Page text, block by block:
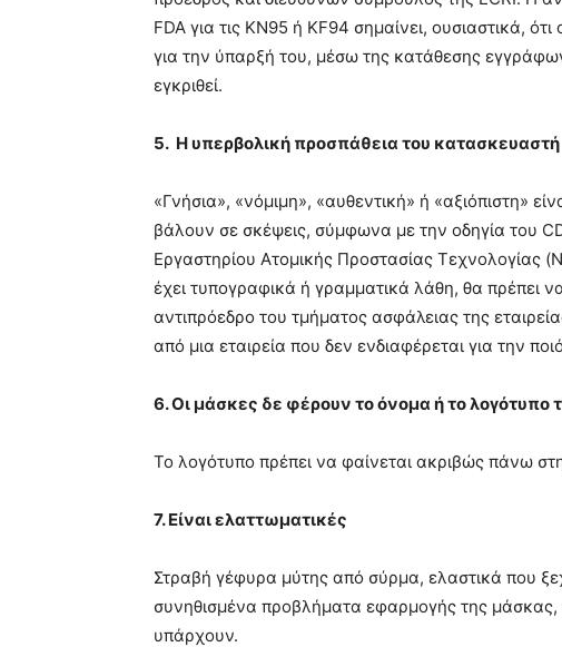
FDA για τις KN95 ή KF94 σημαίνει, ουσιαστικά,
για την ύπαρξή του, μέσω της κατάθεσης εγγράφων,
εγκριθεί.
5. Η υπερβολική προσπάθεια του κατασκευαστή
«Γνήσια», «νόμιμη», «αυθεντική» ή «αξιόπιστη»
βάλουν σε σκέψεις, σύμφωνα με την οδηγία του
Εργαστηρίου Ατομικής Προστασίας Τεχνολογίας
έχει τυπογραφικά ή γραμματικά λάθη, θα πρέπει
αντιπρόεδρο του τμήματος ασφάλειας της
από μια εταιρεία που δεν ενδιαφέρεται για την
6. Οι μάσκες δε φέρουν το όνομα ή το λογότυπο
Το λογότυπο πρέπει να φαίνεται ακριβώς πάνω
7. Είναι ελαττωματικές
Στραβή γέφυρα μύτης από σύρμα, ελαστικά που
συνηθισμένα προβλήματα εφαρμογής της μάσκας,
υπάρχουν.